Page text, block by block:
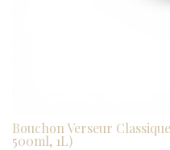
Bouchon Verseur
500ml, 1L)